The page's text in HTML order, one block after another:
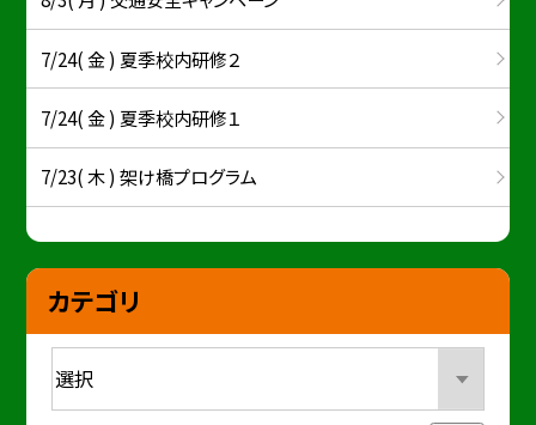
7/24( 金 ) 夏季校内研修２
7/24( 金 ) 夏季校内研修１
7/23( 木 ) 架け橋プログラム
カテゴリ